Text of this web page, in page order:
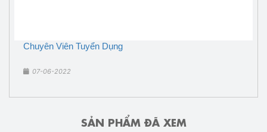
Chuyên Viên Tuyển Dụng
07-06-2022
SẢN PHẨM ĐÃ XEM